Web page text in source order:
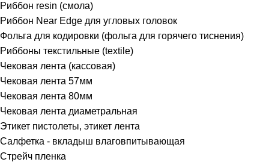
Риббон resin (смола)
Риббон Near Edge для угловых головок
Фольга для кодировки (фольга для горячего тиснения)
Риббоны текcтильные (textile)
Чековая лента (кассовая)
Чековая лента 57мм
Чековая лента 80мм
Чековая лента диаметральная
Этикет пистолеты, этикет лента
Салфетка - вкладыш влаговпитывающая
Стрейч пленка